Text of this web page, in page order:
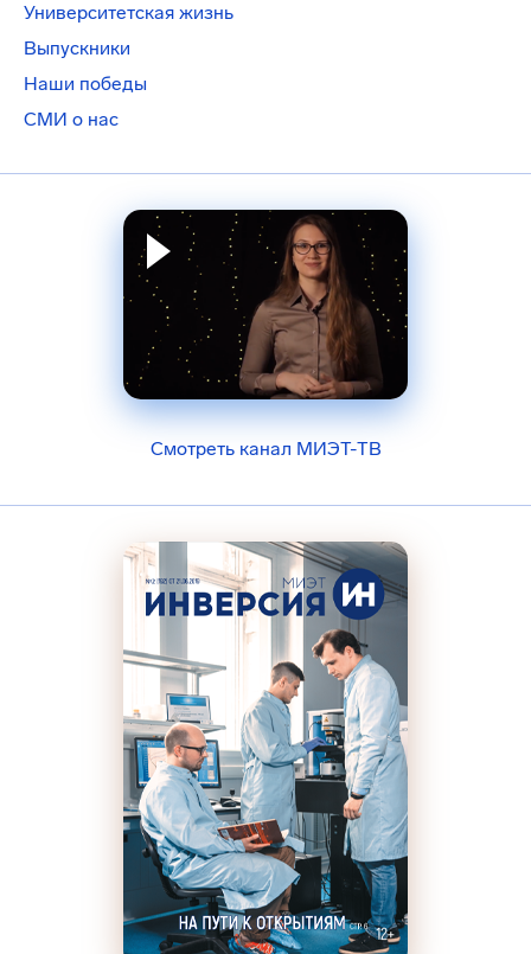
Университетская жизнь
Выпускники
Наши победы
СМИ о нас
Смотреть канал МИЭТ-ТВ